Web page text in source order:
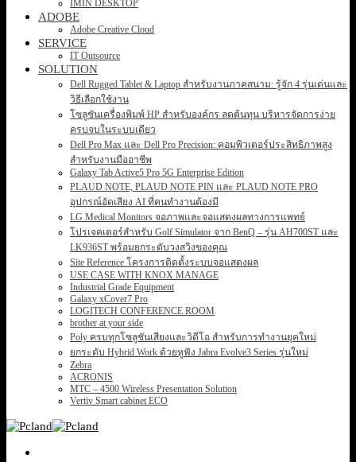
IMIN DESKTOP
ADOBE
Adobe Creative Cloud
SERVICE
IT Outsource
SOLUTION
Dell Rugged Tablet & Laptop สำหรับงานภาคสนาม: รู้จัก 4 รุ่นเด่นและ
วิธีเลือกใช้งาน
โซลูชันเครื่องพิมพ์ HP สำหรับองค์กร ลดต้นทุน บริหารจัดการง่าย
ครบจบในระบบเดียว
Dell Pro Max และ Dell Pro Precision: คอมพิวเตอร์ประสิทธิภาพสูง
สำหรับงานมืออาชีพ
Galaxy Tab Active5 Pro 5G Enterprise Edition
PLAUD NOTE, PLAUD NOTE PIN และ PLAUD NOTE PRO
อุปกรณ์อัดเสียง AI ที่คนทำงานต้องมี
LG Medical Monitors จอภาพและจอแสดงผลทางการแพทย์
โปรเจคเตอร์สำหรับ Golf Simulator จาก BenQ – รุ่น AH700ST และ
LK936ST พร้อมยกระดับวงสวิงของคุณ
Site Reference โครงการติดตั้งระบบจอแสดงผล
USE CASE WITH KNOX MANAGE
Industrial Grade Equipment
Galaxy xCover7 Pro
LOGITECH CONFERENCE ROOM
brother at your side
Poly ครบทุกโซลูชันเสียงและวิดีโอ สำหรับการทำงานยุคใหม่
ยกระดับ Hybrid Work ด้วยหูฟัง Jabra Evolve3 Series รุ่นใหม่
Zebra
ACRONIS
MTC – 4500 Wireless Presentation Solution
Vertiv Smart cabinet ECO